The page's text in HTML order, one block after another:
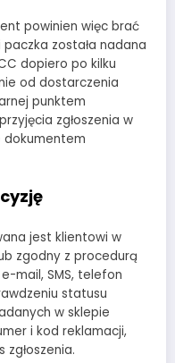
powinien więc brać
została nadana
dopiero po kilku
od dostarczenia
punktem
zgłoszenia w
dokumentem
jest klientowi w
zgodny z procedurą
mail, SMS, telefon
statusu
w sklepie
i kod reklamacji,